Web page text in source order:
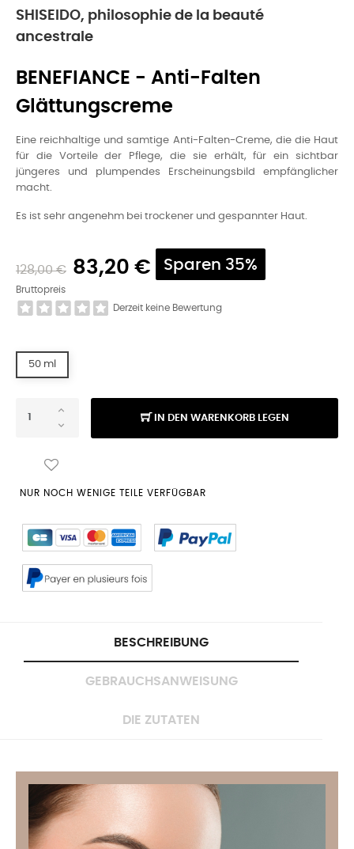
SHISEIDO, philosophie de la beauté
ancestrale
BENEFIANCE - Anti-Falten
Glättungscreme
Eine reichhaltige und samtige Anti-Falten-Creme, die die Haut
für die Vorteile der Pflege, die sie erhält, für ein sichtbar
jüngeres und plumpendes Erscheinungsbild empfänglicher
macht.
Es ist sehr angenehm bei trockener und gespannter Haut.
128,00 € 83,20 € Sparen 35%
Bruttopreis
Derzeit keine Bewertung
50 ml
IN DEN WARENKORB LEGEN
NUR NOCH WENIGE TEILE VERFÜGBAR
BESCHREIBUNG
GEBRAUCHSANWEISUNG
DIE ZUTATEN